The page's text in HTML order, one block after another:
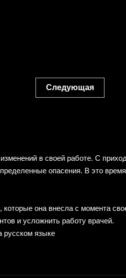
Следующая
в своей работе. С
опасения. В это
она внесла с момента
и усложнить работу врачей.
русском языке